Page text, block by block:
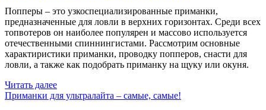
Попперы – это узкоспециализированные приманки,
предназначенные для ловли в верхних горизонтах. Среди всех
топвотеров он наиболее популярен и массово используется
отечественными спиннингистами. Рассмотрим основные
характиристики приманки, проводку попперов, снасти для
ловли, а также как подобрать приманку на щуку или окуня.
Читать далее
Приманки для ультралайта – самые, самые!